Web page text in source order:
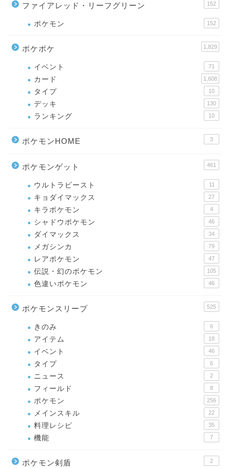
ファイアレッド・リーフグリーン 152
ポケモン 152
ポケポケ 1,829
イベント 71
カード 1,608
タイプ 10
デッキ 130
ランキング 10
ポケモンHOME 3
ポケモンゲット 461
ウルトラビースト 11
キョダイマックス 27
キラポケモン 4
シャドウポケモン 46
ダイマックス 34
メガシンカ 79
レアポケモン 47
伝説・幻のポケモン 105
色違いポケモン 46
ポケモンスリープ 525
きのみ 6
アイテム 18
イベント 46
タイプ 6
ニュース 2
フィールド 8
ポケモン 256
メインスキル 22
料理レシピ 35
機能 7
ポケモン剣盾 2